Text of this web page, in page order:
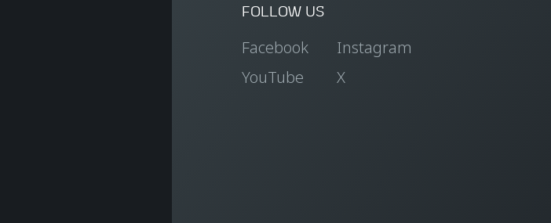
FOLLOW US
Facebook
Instagram
YouTube
X